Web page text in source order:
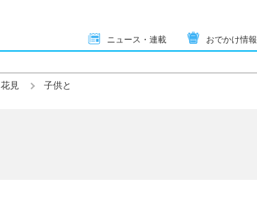
ニュース・連載 おでかけ情報
花見 子供と